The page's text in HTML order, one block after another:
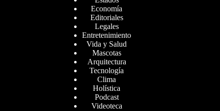
Economía
Editoriales
Legales
Entretenimiento
Vida y Salud
Mascotas
Arquitectura
Tecnología
Clima
Holística
Podcast
Videoteca